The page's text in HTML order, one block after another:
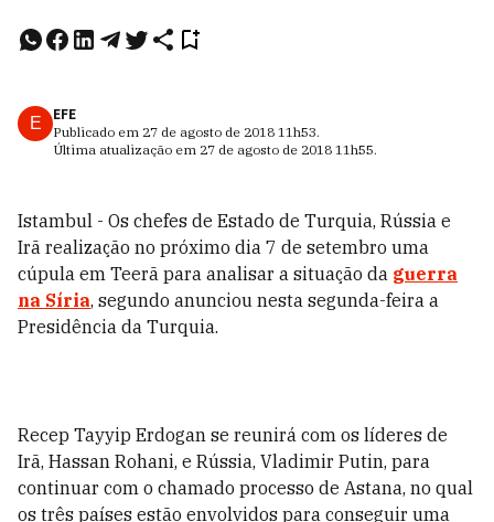
E
EFE
Publicado em 27 de agosto de 2018 11h53.
Última atualização em 27 de agosto de 2018 11h55.
Istambul - Os chefes de Estado de Turquia, Rússia e
Irã realização no próximo dia 7 de setembro uma
cúpula em Teerã para analisar a situação da guerra
na Síria, segundo anunciou nesta segunda-feira a
Presidência da Turquia.
Recep Tayyip Erdogan se reunirá com os líderes de
Irã, Hassan Rohani, e Rússia, Vladimir Putin, para
continuar com o chamado processo de Astana, no qual
os três países estão envolvidos para conseguir uma